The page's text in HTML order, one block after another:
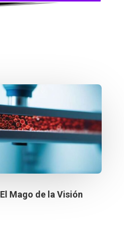
El Mago de la Visión